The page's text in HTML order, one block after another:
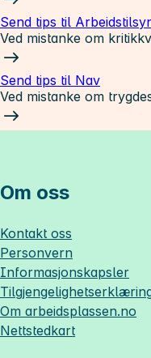
Send tips til
Ved mistanke om
Send tips til Nav
Ved mistanke om
Om oss
Kontakt oss
Personvern
Informasjonskapsler
Om arbeidsplassen.no
Nettstedkart